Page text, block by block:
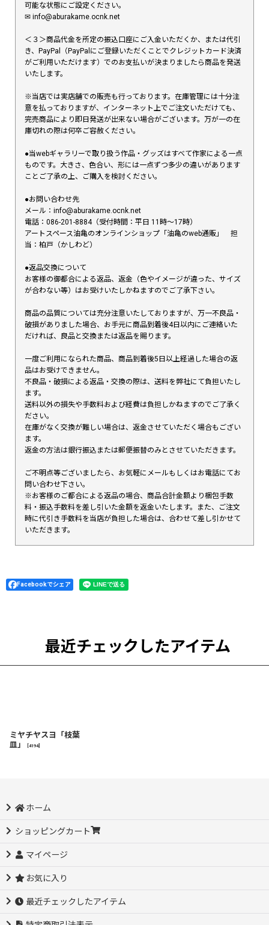
可能な状態にご設定ください。
✉︎ info@aburakame.ocnk.net
＜３＞商品代金を所定の振込口座にご入金いただくか、または代引
き、PayPal（PayPalにご登録いただくことでクレジットカード決済
がご利用いただけます）でのお支払いが決まりましたら商品を発送
いたします。
※当店では実店舗での販売も行っております。在庫管理には十分注
意を払っておりますが、インターネット上でご注文いただけても、
完売商品により即日発送が出来ない場合がございます。万が一の在
庫切れの際は何卒ご容赦ください。
●当webギャラリーで取り扱う作品・グッズはすべて作家による一点
ものです。大きさ、色合い、形には一点ずつ多少の違いがあります
ことご了承の上、ご購入を検討ください。
●お問い合わせ先
メール：info@aburakame.ocnk.net
電話：086-201-8884（受付時間：平日 11時〜17時）
アートスペース油亀のオンラインショップ「油亀のweb通販」 担
当：柏戸（かしわど）
●返品交換について
お客様の御都合による返品、返金（色やイメージが違った、サイズ
が合わない等）はお受けいたしかねますのでご了承下さい。
商品の品質については充分注意いたしておりますが、万一不良品・
破損がありました場合、お手元に商品到着後4日以内にご連絡いた
だければ、良品と交換または返品を賜ります。
一度ご利用になられた商品、商品到着後5日以上経過した場合の返
品はお受けできません。
不良品・破損による返品・交換の際は、送料を弊社にて負担いたし
ます。
送料以外の損失や手数料および経費は負担しかねますのでご了承く
ださい。
在庫がなく交換が難しい場合は、返金させていただく場合もござい
ます。
返金の方法は銀行振込または郵便振替のみとさせていただきます。
ご不明点等ございましたら、お気軽にメールもしくはお電話にてお
問い合わせ下さい。
※お客様のご都合による返品の場合、商品合計金額より梱包手数
料・振込手数料を差し引いた金額を返金いたします。また、ご注文
時に代引き手数料を当店が負担した場合は、合わせて差し引かせて
いただきます。
Facebookでシェア
最近チェックしたアイテム
ミヤチヤスヨ「枝葉
皿」
4194]
ホーム
ショッピングカート
マイページ
お気に入り
最近チェックしたアイテム